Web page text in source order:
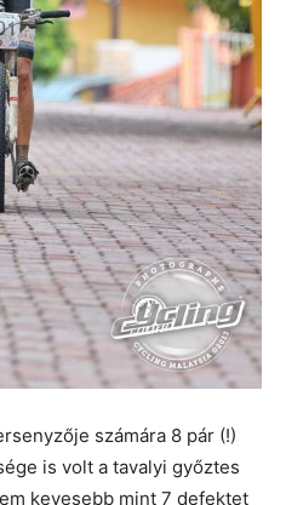
számára 8 pár (!)
is volt a tavalyi győztes
kevesebb mint 7 defektet